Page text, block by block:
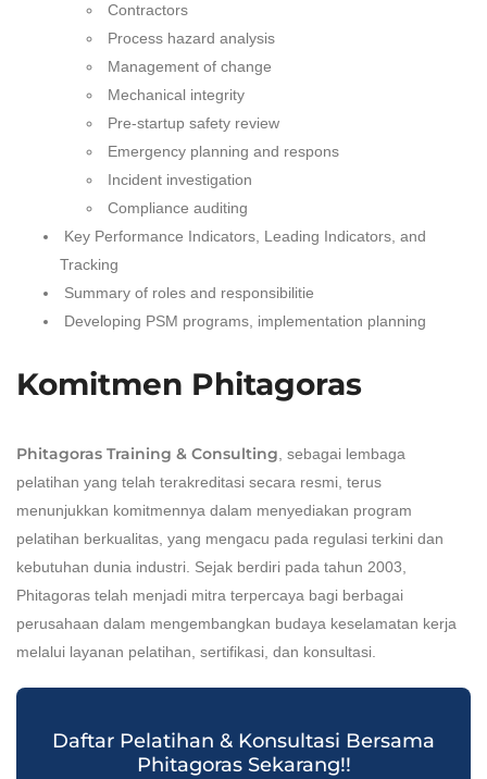
Contractors
Process hazard analysis
Management of change
Mechanical integrity
Pre-startup safety review
Emergency planning and respons
Incident investigation
Compliance auditing
Key Performance Indicators, Leading Indicators, and
Tracking
Summary of roles and responsibilitie
Developing PSM programs, implementation planning
Komitmen Phitagoras
Phitagoras Training & Consulting, sebagai lembaga
pelatihan yang telah terakreditasi secara resmi, terus
menunjukkan komitmennya dalam menyediakan program
pelatihan berkualitas, yang mengacu pada regulasi terkini dan
kebutuhan dunia industri. Sejak berdiri pada tahun 2003,
Phitagoras telah menjadi mitra terpercaya bagi berbagai
perusahaan dalam mengembangkan budaya keselamatan kerja
melalui layanan pelatihan, sertifikasi, dan konsultasi.
Daftar Pelatihan & Konsultasi Bersama
Phitagoras Sekarang!!